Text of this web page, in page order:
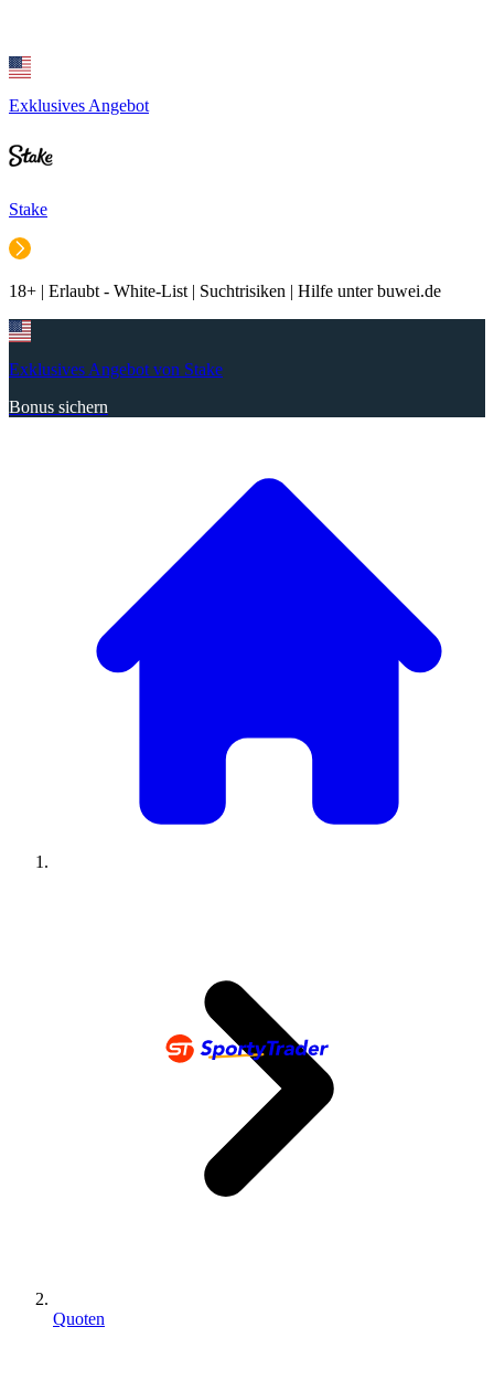
Exklusives Angebot
Stake
18+ | Erlaubt - White-List | Suchtrisiken | Hilfe unter buwei.de
Exklusives Angebot von Stake
Bonus sichern
Quoten